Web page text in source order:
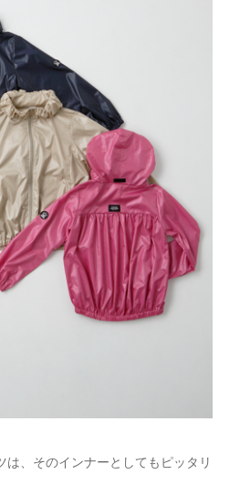
は、そのインナーとしてもピッタリ